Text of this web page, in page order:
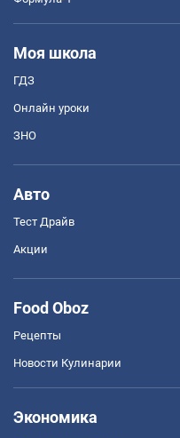
Моя школа
ГДЗ
Онлайн уроки
ЗНО
Авто
Тест Драйв
Акции
Food Oboz
Рецепты
Новости Кулинарии
Экономика